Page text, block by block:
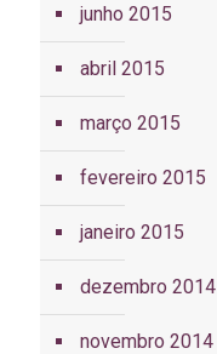
junho 2015
abril 2015
março 2015
fevereiro 2015
janeiro 2015
dezembro 2014
novembro 2014